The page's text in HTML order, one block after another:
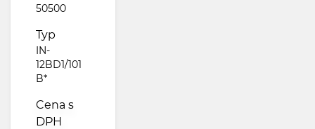
50500
Typ
IN-
12BD1/101
B*
Cena s
DPH